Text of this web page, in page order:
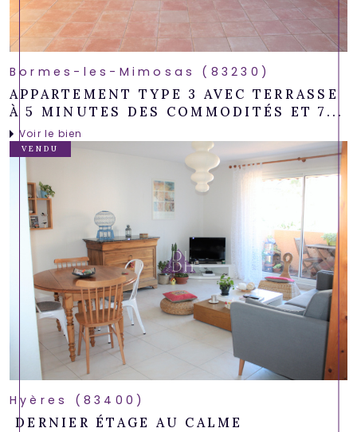
Bormes-les-Mimosas (83230)
APPARTEMENT TYPE 3 AVEC TERRASSE
À 5 MINUTES DES COMMODITÉS ET 7...
Voir le bien
VENDU
Hyères (83400)
DERNIER ÉTAGE AU CALME